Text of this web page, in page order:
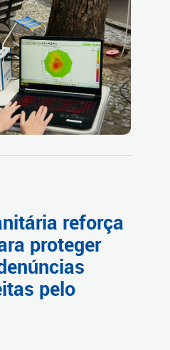
reforça
proteger
pelo